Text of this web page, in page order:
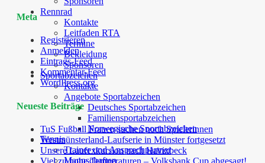
Rennrad
Kontakte
Leitfaden RTA
Termine
Bekleidung
Sponsoren
Sportabzeichen
Kontakte
Angebote Sportabzeichen
Deutsches Sportabzeichen
Familiensportabzeichen
Norwegische Sportabzeichen
Tennis
Trainer und Ansprechpartner
Mannschaften
Meta
Registrieren
Anmelden
Eintrags-Feed
Kommentar-Feed
WordPress.org
Neueste Beiträge
TuS Fußball Frauen suchen noch Spielerinnen
Westmünsterland-Laufserie in Münster fortgesetzt
Unsere Laufexkursion nach Havixbeck
Viel zu hohe Temperaturen – Volksbank Cup abgesagt!